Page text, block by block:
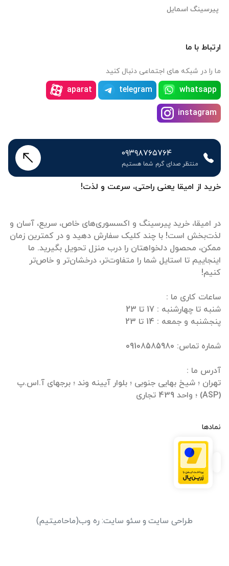
خرید از امیقا یعنی راحتی، سرعت و لذت!
در امیقا، خرید پیرسینگ و اکسسوری‌های خاص، سریع، آسان و
لذت‌بخش است! با چند کلیک سفارش دهید و در کمترین زمان
ممکن، محصول دلخواهتان را درب منزل تحویل بگیرید. ما
اینجاییم تا استایل شما را متفاوت‌تر، درخشان‌تر و خاص‌تر
تهران ؛ شیخ بهایی جنوبی ؛ بلوار آیینه وند ؛ برجهای آ.اس.پ
(ASP) ؛ واحد 439 تجاری
نمادها
پیرسینگ اسمایل
ارتباط با ما
ما را در شبکه های اجتماعی دنبال کنید
whatsapp
telegram
aparat
instagram
۰۹۳۹۸۷۶۵۷۶۴
منتظر صدای گرم شما هستیم
طراحی سایت و سئو سایت: ره وب(ماحامیتیم)